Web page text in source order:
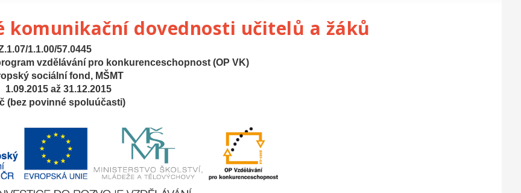
komunikační dovednosti učitelů a žáků
1.1.00/57.0445
vzdělávání pro konkurenceschopnost (OP VK)
sociální fond, MŠMT
1.09.2015 až 31.12.2015
(bez povinné spoluúčasti)